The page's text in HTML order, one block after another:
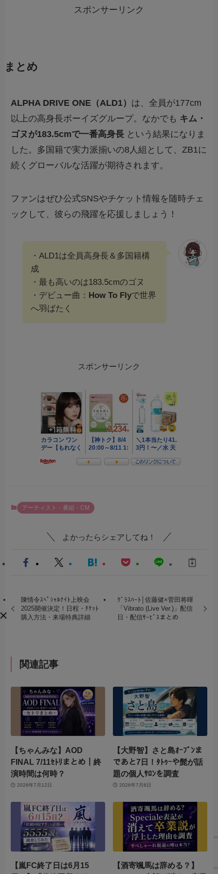
スポンサーリンク
まとめ
ALPHA DRIVE ONE（ALD1） は、全員が177cm
以上の高身長ボーイズグループ。なかでも キム・
ゴヌが183.5cmで一番高身長 という結果になりま
した。多国籍で実力派揃いの8人組として、ZB1に
続くグローバルな活躍が期待されます。
ファンはぜひ公式SNSやチケット情報を随時チェ
ックして、彼らの飛躍を応援しましょう！
・ALD1は全員高身長＆多国籍構
成
・最も高いのは183.5cmのゴヌ
・デビュー曲： How To Flyで世界
へ羽ばたく
スポンサーリンク
アーティスト・番組・CM
よかったらシェアしてね！
陳情令ｽﾍﾟｼｬﾙﾅｲﾄ上映会
2025開催決定！日程・ﾁｹｯﾄ
購入方法・来場特典詳細
ｸﾞﾗｽﾊｰﾄ│佐藤健×菅田将暉
「Vibrato (Live Ver.)」配信
日・配信ｻｰﾋﾞｽまとめ
関連記事
【ちゃんみな】AOD
FINAL 7/11ｾﾄﾘまとめ｜終
演時間は何時？
2026年7月12日
【大野智】さと島ｵｰﾌﾟﾝま
であと7日！ﾀﾄｩｰや髭が話
題の個人ｻﾛﾝを調査
2026年7月8日
【嵐FC終了日は6月15
【酒寄颯馬は辞める？】